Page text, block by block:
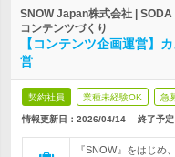
SNOW Japan株式会社 |
コンテンツづくり
【コンテンツ企画運営】
営
契約社員 業種未経験OK 急
情報更新日：2026/04/14 終了予定
『SNOW』をはじめ